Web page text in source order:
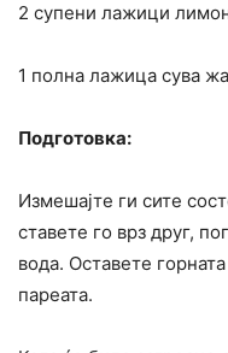
2 супени лажици
1 полна лажица сува
Подготовка:
Измешајте ги сите
ставете го врз друг,
вода. Оставете
пареата.